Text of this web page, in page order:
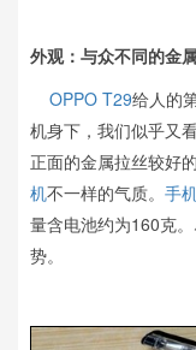
外观：与众不同的金
OPPO T29给人的
机身下，我们似乎又
正面的金属拉丝较好
机不一样的气质。 手
量含电池约为160克
势。